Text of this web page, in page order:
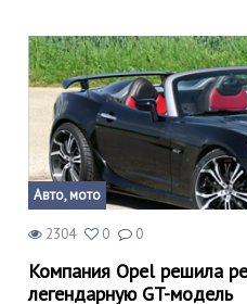
Авто, мото
2304 0 0
Компания Opel решила
легендарную GT-модель